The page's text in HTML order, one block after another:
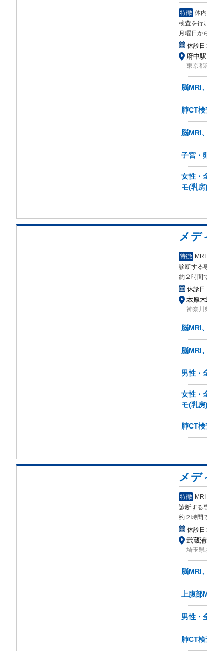
特徴 体
検査を行
月曜日か
休診日:
府中駅
東京都
脳MRI
肺CT検
脳MRI
子宮・
女性・
モ(乳
メデ
特徴
診断する
約２時間
休診日:
本厚
神奈川
脳MRI
脳MRI
男性・
女性・
モ(乳
肺CT検
メデ
特徴
診断する
約２時間
休診日:
武蔵
埼玉県
脳MRI
上腹
男性・
肺CT検